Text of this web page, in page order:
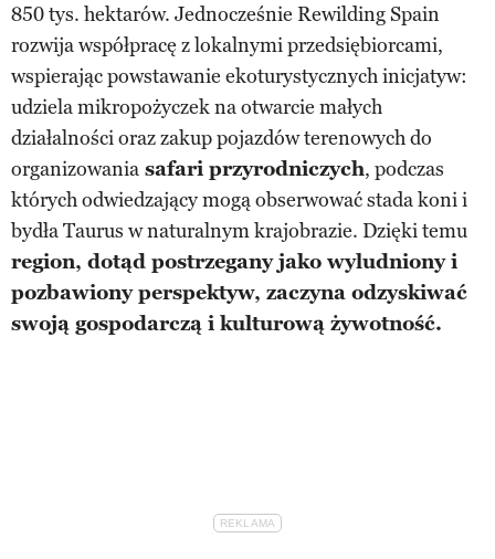
850 tys. hektarów. Jednocześnie Rewilding Spain
rozwija współpracę z lokalnymi przedsiębiorcami,
wspierając powstawanie ekoturystycznych inicjatyw:
udziela mikropożyczek na otwarcie małych
działalności oraz zakup pojazdów terenowych do
organizowania safari przyrodniczych, podczas
których odwiedzający mogą obserwować stada koni i
bydła Taurus w naturalnym krajobrazie. Dzięki temu
region, dotąd postrzegany jako wyludniony i
pozbawiony perspektyw, zaczyna odzyskiwać
swoją gospodarczą i kulturową żywotność.